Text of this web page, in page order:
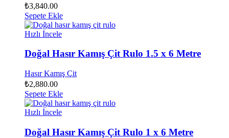
₺3,840.00
Sepete Ekle
Hızlı İncele
Doğal Hasır Kamış Çit Rulo 1.5 x 6 Metre
Hasır Kamış Çit
₺2,880.00
Sepete Ekle
Hızlı İncele
Doğal Hasır Kamış Çit Rulo 1 x 6 Metre